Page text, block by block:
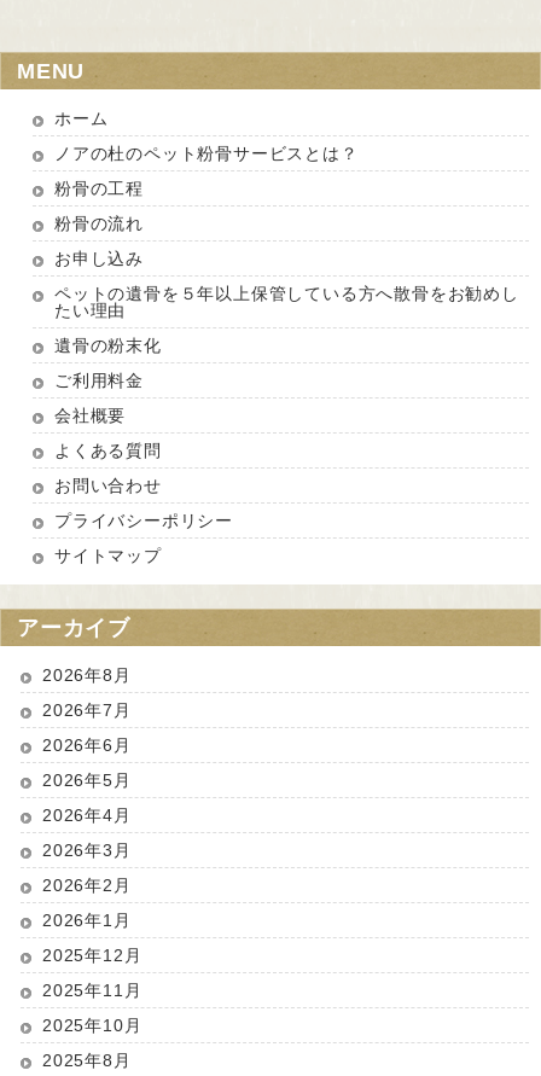
MENU
ホーム
ノアの杜のペット粉骨サービスとは？
粉骨の工程
粉骨の流れ
お申し込み
ペットの遺骨を５年以上保管している方へ散骨をお勧めし
たい理由
遺骨の粉末化
ご利用料金
会社概要
よくある質問
お問い合わせ
プライバシーポリシー
サイトマップ
アーカイブ
2026年8月
2026年7月
2026年6月
2026年5月
2026年4月
2026年3月
2026年2月
2026年1月
2025年12月
2025年11月
2025年10月
2025年8月